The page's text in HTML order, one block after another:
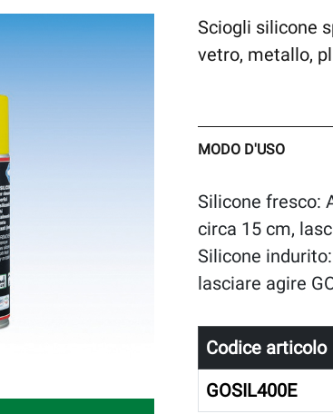
Sciogli silicone
vetro, metallo,
MODO D'USO
Silicone fresco:
circa 15 cm,
Silicone
lasciare agire
Codice articolo
GOSIL400E